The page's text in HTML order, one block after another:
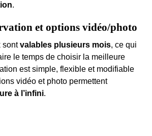
.
et options vidéo/photo
sontvalables plusieurs mois, ce qui
le temps de choisir la meilleure
est simple, flexible et modifiable
vidéo et photo permettent
à l’infini.